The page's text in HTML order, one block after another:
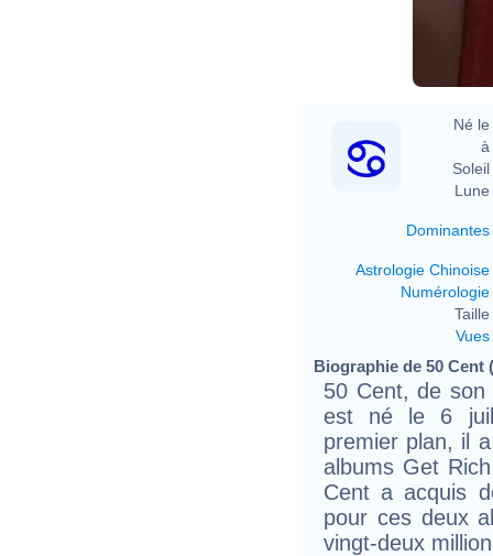
Né le
à
Soleil
Lune
Dominantes
Astrologie Chinoise
Numérologie
Taille
Vues
Biographie de 50 Cent
50 Cent, de
est né le 6
premier plan, il
albums Get
Cent a acquis
pour ces deux
vingt-deux